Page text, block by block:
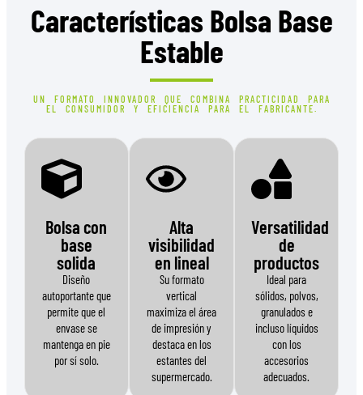
Características Bolsa Base
Estable
UN FORMATO INNOVADOR QUE COMBINA PRACTICIDAD PARA
EL CONSUMIDOR Y EFICIENCIA PARA EL FABRICANTE.
Bolsa con
base
solida
Diseño
autoportante que
permite que el
envase se
mantenga en pie
por sí solo.
Alta
visibilidad
en lineal
Su formato
vertical
maximiza el área
de impresión y
destaca en los
estantes del
supermercado.
Versatilidad
de
productos
Ideal para
sólidos, polvos,
granulados e
incluso líquidos
con los
accesorios
adecuados.